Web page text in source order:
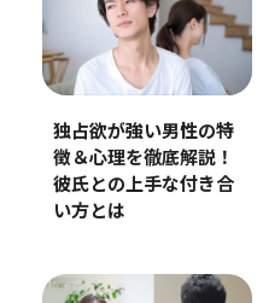
独占欲が強い男性の特
徴＆心理を徹底解説！
彼氏との上手な付き合
い方とは